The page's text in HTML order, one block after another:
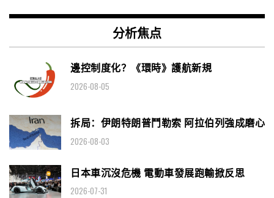
分析焦点
邊控制度化？《環時》護航新規
2026-08-05
拆局：伊朗特朗普鬥勒索 阿拉伯列強成磨心
2026-08-03
日本車沉沒危機 電動車發展跑輸掀反思
2026-07-31